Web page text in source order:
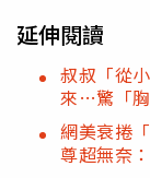
延伸閱讀
叔叔「從
來…驚「
網美衰捲
尊超無奈